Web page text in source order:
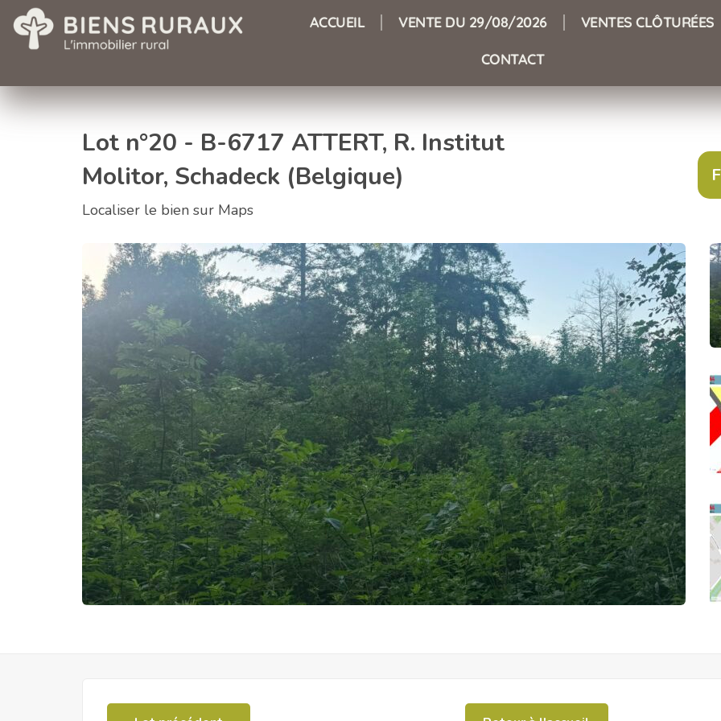
ACCUEIL VENTE DU 29/08/2026
VENTES CLÔTURÉES
CONTACT
Lot n°20 - B-6717 ATTERT, R. Institut
Molitor, Schadeck (Belgique)
Localiser le bien sur Maps